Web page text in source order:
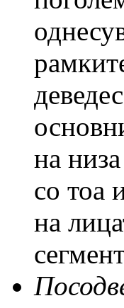
на
со тоа
на